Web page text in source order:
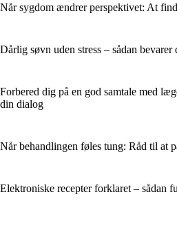
Når sygdom ændrer perspektivet: At
Dårlig søvn uden stress – sådan
Forbered dig på en god samtale med
din dialog
Når behandlingen føles tung: Råd til at
Elektroniske recepter forklaret – sådan